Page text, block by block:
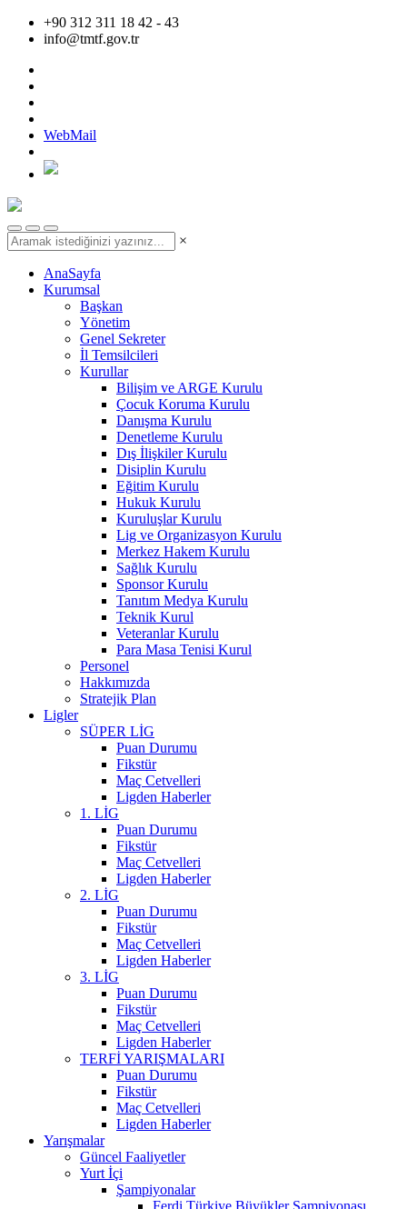
+90 312 311 18 42 - 43
info@tmtf.gov.tr
WebMail
×
AnaSayfa
Kurumsal
Başkan
Yönetim
Genel Sekreter
İl Temsilcileri
Kurullar
Bilişim ve ARGE Kurulu
Çocuk Koruma Kurulu
Danışma Kurulu
Denetleme Kurulu
Dış İlişkiler Kurulu
Disiplin Kurulu
Eğitim Kurulu
Hukuk Kurulu
Kuruluşlar Kurulu
Lig ve Organizasyon Kurulu
Merkez Hakem Kurulu
Sağlık Kurulu
Sponsor Kurulu
Tanıtım Medya Kurulu
Teknik Kurul
Veteranlar Kurulu
Para Masa Tenisi Kurul
Personel
Hakkımızda
Stratejik Plan
Ligler
SÜPER LİG
Puan Durumu
Fikstür
Maç Cetvelleri
Ligden Haberler
1. LİG
Puan Durumu
Fikstür
Maç Cetvelleri
Ligden Haberler
2. LİG
Puan Durumu
Fikstür
Maç Cetvelleri
Ligden Haberler
3. LİG
Puan Durumu
Fikstür
Maç Cetvelleri
Ligden Haberler
TERFİ YARIŞMALARI
Puan Durumu
Fikstür
Maç Cetvelleri
Ligden Haberler
Yarışmalar
Güncel Faaliyetler
Yurt İçi
Şampiyonalar
Ferdi Türkiye Büyükler Şampiyonası